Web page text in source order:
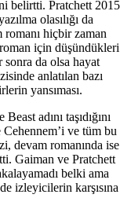
belirtti. Pratchett 2015
olasılığı da
hiçbir zaman
roman için düşündükleri
sonra da olsa hayat
anlatılan bazı
yansıması.
adını taşıdığını
ve tüm bu
devam romanında ise
Gaiman ve Pratchett
belki ama
izleyicilerin karşısına